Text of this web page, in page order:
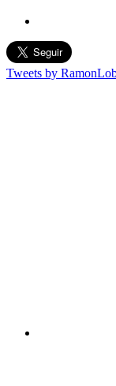
Tweets by